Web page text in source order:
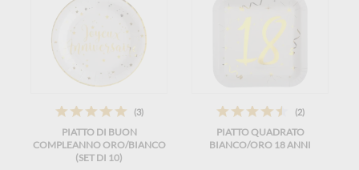
(3)
PIATTO DI BUON
COMPLEANNO ORO/BIANCO
(SET DI 10)
(2)
PIATTO QUADRATO
BIANCO/ORO 18 ANNI